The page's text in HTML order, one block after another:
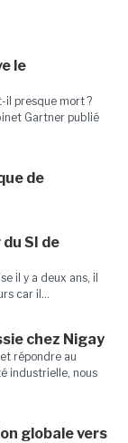
le
il presque mort ?
Gartner publié
de
SI de
il y a deux ans, il
car il...
chez Nigay
répondre au
industrielle, nous
globale vers